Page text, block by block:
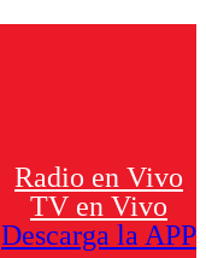
Radio en Vivo
TV en Vivo
Descarga la APP